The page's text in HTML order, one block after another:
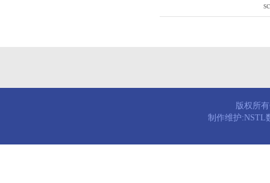
版权所
制作维护:NSTL